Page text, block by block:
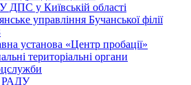
ДПС у Київській області
управління Бучанської філії
установа «Центр пробації»
територіальні органи